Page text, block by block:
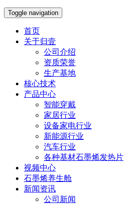
Toggle navigation
首页
关于归壹
公司介绍
资质荣誉
生产基地
核心技术
产品中心
智能穿戴
家居行业
设备家电行业
新能源行业
汽车行业
各种基材石墨烯发热片
视频中心
石墨烯养生舱
新闻资讯
公司新闻